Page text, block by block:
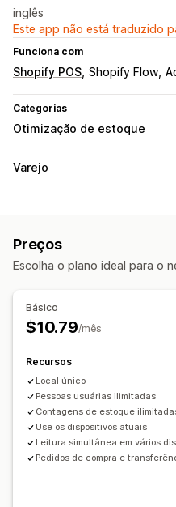
inglês
Este app não está traduzido
Funciona com
Shopify POS Shopify Flow
Categorias
Otimização de estoque
Gestão de estoque
Transferência de estoque
Leitores Planejamento de
Notificações e análises
Lembretes de reposição
Alertas de limite
Notificações por e-mail
Varejo
Gestão de estoque
Transferência de estoque
Preços
Escolha o plano ideal para o
Básico
$10.79/mês
Recursos
Local único
Pessoas usuárias ilimitadas
Contagens de estoque
Use os dispositivos atuais
Leitura simultânea em vários
Pedidos de compra e